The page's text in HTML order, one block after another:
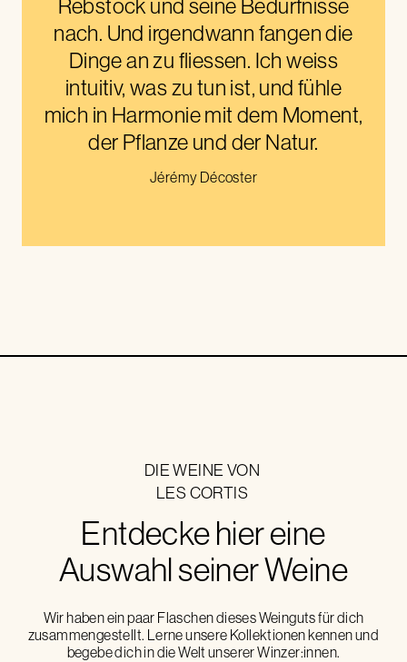
nach. Und irgendwann fangen die
Dinge an zu fliessen. Ich weiss
intuitiv, was zu tun ist, und fühle
mich in Harmonie mit dem Moment,
der Pflanze und der Natur.
Jérémy Décoster
DIE WEINE VON
LES CORTIS
Entdecke hier eine
Auswahl seiner Weine
Wir haben ein paar Flaschen dieses Weinguts für dich
zusammengestellt. Lerne unsere Kollektionen kennen und
begebe dich in die Welt unserer Winzer:innen.